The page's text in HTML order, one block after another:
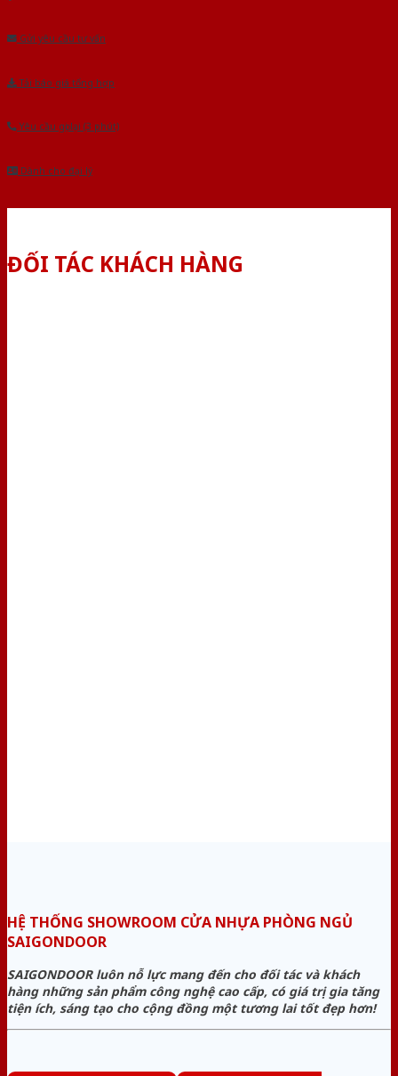
Âu.Chúng tôi tự tin là nhà sản xuất & cung cấp hàng đầu tại Việt Nam!
Gửi yêu cầu tư vấn
Tải báo giá tổng hợp
Yêu cầu gọi lại (3 phút)
Dành cho đại lý
ĐỐI TÁC KHÁCH HÀNG
HỆ THỐNG SHOWROOM CỬA NHỰA PHÒNG NGỦ
SAIGONDOOR
SAIGONDOOR luôn nỗ lực mang đến cho đối tác và khách
hàng những sản phẩm công nghệ cao cấp, có giá trị gia tăng
tiện ích, sáng tạo cho cộng đồng một tương lai tốt đẹp hơn!